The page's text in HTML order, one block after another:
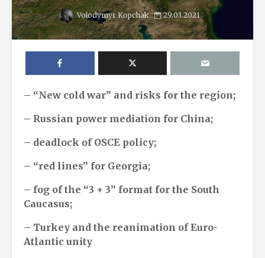
Volodymyr Kopchak 29.03.2021
– “New cold war” and risks for the region;
– Russian power mediation for China;
– deadlock of OSCE policy;
– “red lines” for Georgia;
– fog of the “3 + 3” format for the South
Caucasus;
– Turkey and the reanimation of Euro-
Atlantic unity